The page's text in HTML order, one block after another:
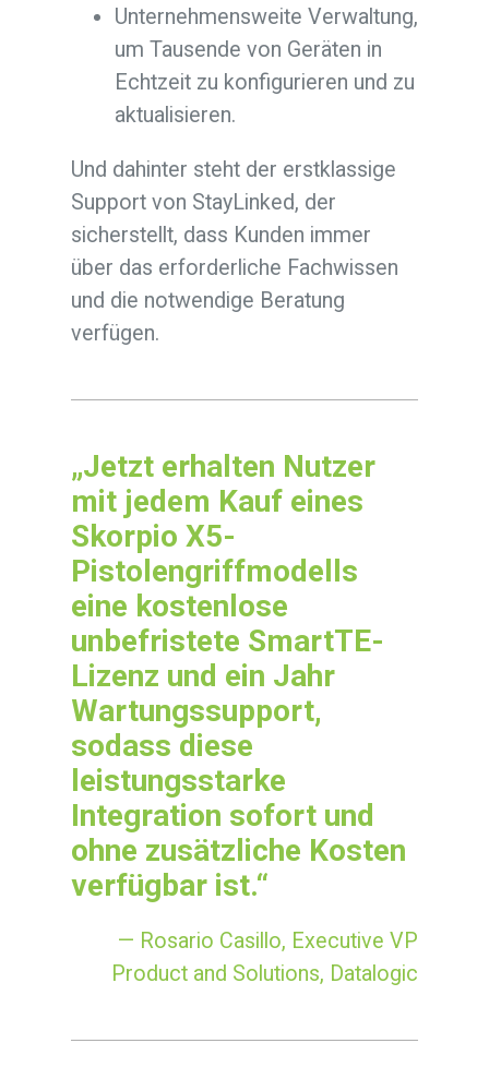
Unternehmensweite Verwaltung,
um Tausende von Geräten in
Echtzeit zu konfigurieren und zu
aktualisieren.
Und dahinter steht der erstklassige
Support von StayLinked, der
sicherstellt, dass Kunden immer
über das erforderliche Fachwissen
und die notwendige Beratung
verfügen.
„Jetzt erhalten Nutzer
mit jedem Kauf eines
Skorpio X5-
Pistolengriffmodells
eine kostenlose
unbefristete SmartTE-
Lizenz und ein Jahr
Wartungssupport,
sodass diese
leistungsstarke
Integration sofort und
ohne zusätzliche Kosten
verfügbar ist.“
— Rosario Casillo, Executive VP
Product and Solutions, Datalogic